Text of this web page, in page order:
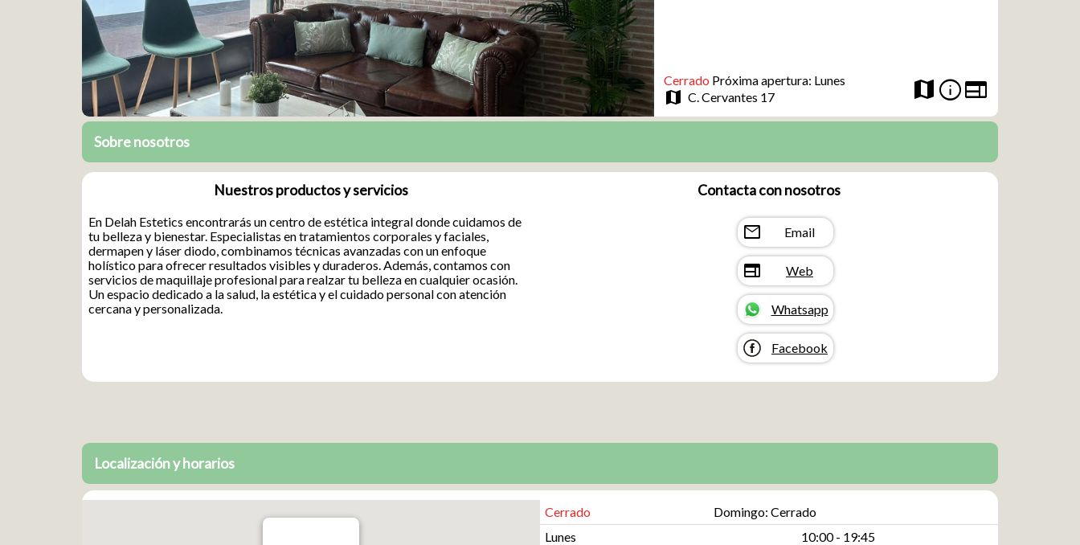
Cerrado Próxima apertura: Lunes
map C. Cervantes 17 map infoweb
Sobre nosotros
Nuestros productos y servicios
En Delah Estetics encontrarás un centro de estética integral donde cuidamos de
tu belleza y bienestar. Especialistas en tratamientos corporales y faciales,
dermapen y láser diodo, combinamos técnicas avanzadas con un enfoque
holístico para ofrecer resultados visibles y duraderos. Además, contamos con
servicios de maquillaje profesional para realzar tu belleza en cualquier ocasión.
Un espacio dedicado a la salud, la estética y el cuidado personal con atención
cercana y personalizada.
Contacta con nosotros
mail Email
web Web
Whatsapp
Facebook
Localización y horarios
Cerrado
Domingo: Cerrado
Lunes
10:00 - 19:45